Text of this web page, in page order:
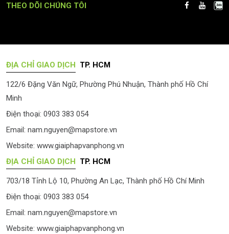
THEO DÕI CHÚNG TÔI
ĐỊA CHỈ GIAO DỊCH TP. HCM
122/6 Đặng Văn Ngữ, Phường Phú Nhuận, Thành phố Hồ Chí
Minh
Điện thoại: 0903 383 054
Email: nam.nguyen@mapstore.vn
Website: www.giaiphapvanphong.vn
ĐỊA CHỈ GIAO DỊCH TP. HCM
703/18 Tỉnh Lộ 10, Phường An Lạc, Thành phố Hồ Chí Minh
Điện thoại: 0903 383 054
Email: nam.nguyen@mapstore.vn
Website: www.giaiphapvanphong.vn